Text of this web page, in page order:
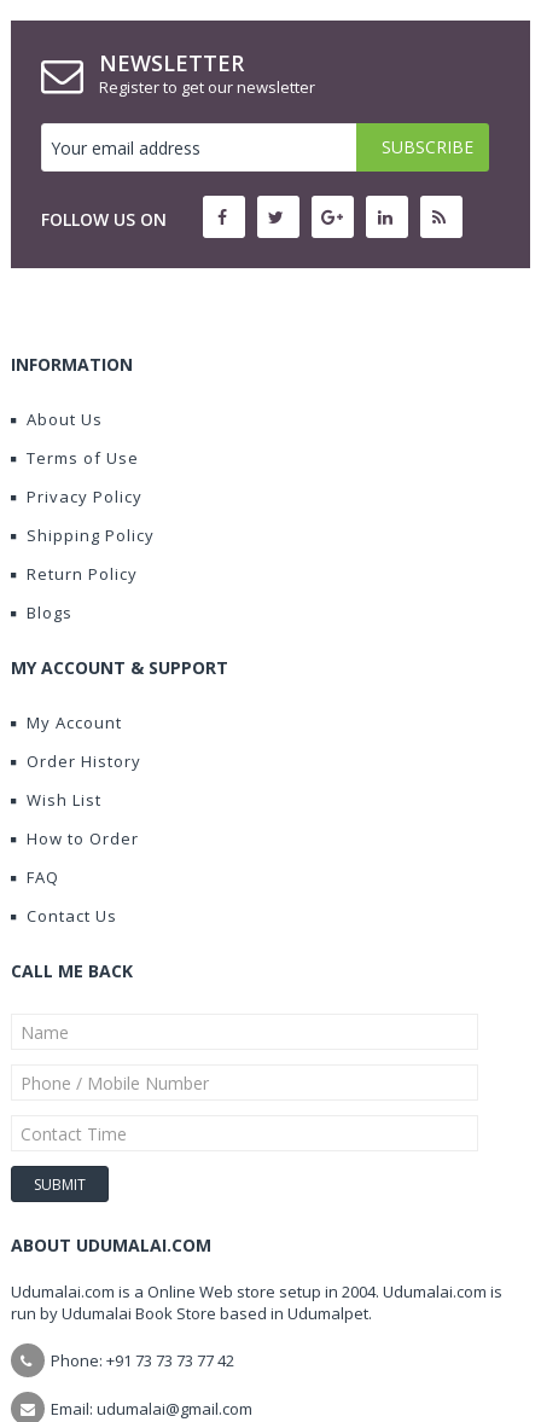
NEWSLETTER
Register to get our newsletter
FOLLOW US ON
INFORMATION
About Us
Terms of Use
Privacy Policy
Shipping Policy
Return Policy
Blogs
MY ACCOUNT & SUPPORT
My Account
Order History
Wish List
How to Order
FAQ
Contact Us
CALL ME BACK
ABOUT UDUMALAI.COM
Udumalai.com is a Online Web store setup in 2004. Udumalai.com is
run by Udumalai Book Store based in Udumalpet.
Phone: +91 73 73 73 77 42
Email: udumalai@gmail.com